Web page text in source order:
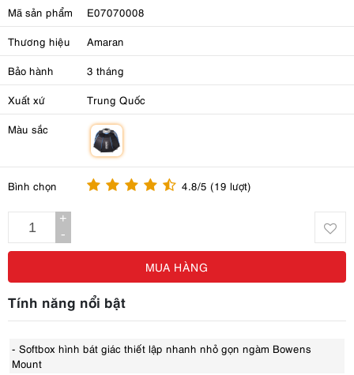
Mã sản phẩm E07070008
Thương hiệu Amaran
Bảo hành 3 tháng
Xuất xứ Trung Quốc
Màu sắc
Bình chọn 4.8/5 (19 lượt)
+
-
MUA HÀNG
Tính năng nổi bật
- Softbox hình bát giác thiết lập nhanh nhỏ gọn ngàm Bowens
Mount